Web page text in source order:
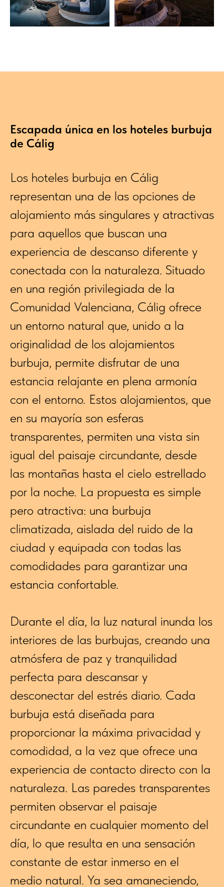
Escapada única en los hoteles burbuja
de Cálig
Los hoteles burbuja en Cálig
representan una de las opciones de
alojamiento más singulares y atractivas
para aquellos que buscan una
experiencia de descanso diferente y
conectada con la naturaleza. Situado
en una región privilegiada de la
Comunidad Valenciana, Cálig ofrece
un entorno natural que, unido a la
originalidad de los alojamientos
burbuja, permite disfrutar de una
estancia relajante en plena armonía
con el entorno. Estos alojamientos, que
en su mayoría son esferas
transparentes, permiten una vista sin
igual del paisaje circundante, desde
las montañas hasta el cielo estrellado
por la noche. La propuesta es simple
pero atractiva: una burbuja
climatizada, aislada del ruido de la
ciudad y equipada con todas las
comodidades para garantizar una
estancia confortable.
Durante el día, la luz natural inunda los
interiores de las burbujas, creando una
atmósfera de paz y tranquilidad
perfecta para descansar y
desconectar del estrés diario. Cada
burbuja está diseñada para
proporcionar la máxima privacidad y
comodidad, a la vez que ofrece una
experiencia de contacto directo con la
naturaleza. Las paredes transparentes
permiten observar el paisaje
circundante en cualquier momento del
día, lo que resulta en una sensación
constante de estar inmerso en el
medio natural. Ya sea amaneciendo,